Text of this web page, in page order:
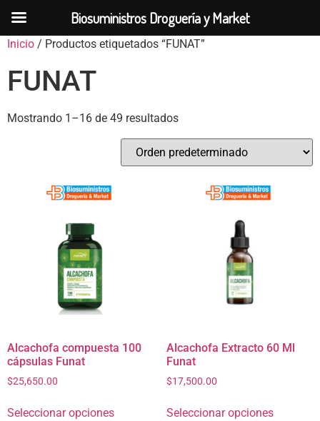
Inicio / Productos etiquetados “FUNAT”
FUNAT
Mostrando 1–16 de 49 resultados
Alcachofa compuesta 100
cápsulas Funat
$25,650.00
Seleccionar opciones
Alcachofa Extracto 60 Ml
Funat
$17,500.00
Seleccionar opciones
Biosuministros Droguería y Market